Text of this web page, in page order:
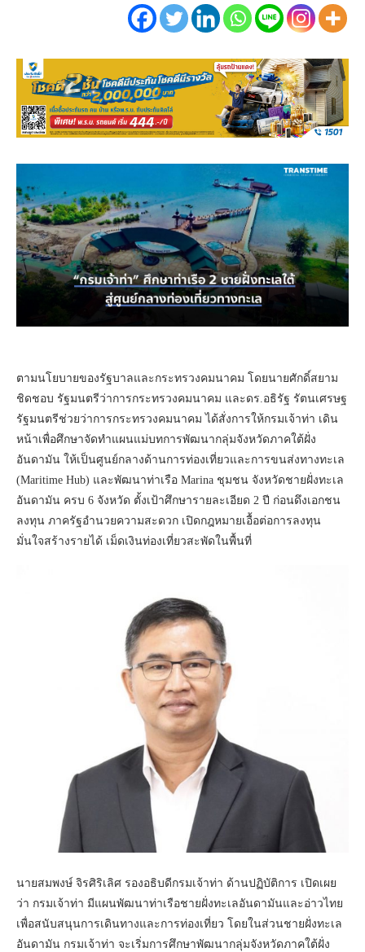
ตามนโยบายของรัฐบาลและกระทรวงคมนาคม โดยนายศักดิ์สยาม
ชิดชอบ รัฐมนตรีว่าการกระทรวงคมนาคม และดร.อธิรัฐ รัตนเศรษฐ
รัฐมนตรีช่วยว่าการกระทรวงคมนาคม ได้สั่งการให้กรมเจ้าท่า เดิน
หน้าเพื่อศึกษาจัดทำแผนแม่บทการพัฒนากลุ่มจังหวัดภาคใต้ฝั่ง
อันดามัน ให้เป็นศูนย์กลางด้านการท่องเที่ยวและการขนส่งทางทะเล
(Maritime Hub) และพัฒนาท่าเรือ Marina ชุมชน จังหวัดชายฝั่งทะเล
อันดามัน ครบ 6 จังหวัด ตั้งเป้าศึกษารายละเอียด 2 ปี ก่อนดึงเอกชน
ลงทุน ภาครัฐอำนวยความสะดวก เปิดกฎหมายเอื้อต่อการลงทุน
มั่นใจสร้างรายได้ เม็ดเงินท่องเที่ยวสะพัดในพื้นที่
นายสมพงษ์ จิรศิริเลิศ รองอธิบดีกรมเจ้าท่า ด้านปฏิบัติการ เปิดเผย
ว่า กรมเจ้าท่า มีแผนพัฒนาท่าเรือชายฝั่งทะเลอันดามันและอ่าวไทย
เพื่อสนับสนุนการเดินทางและการท่องเที่ยว โดยในส่วนชายฝั่งทะเล
อันดามัน กรมเจ้าท่า จะเริ่มการศึกษาพัฒนากลุ่มจังหวัดภาคใต้ฝั่ง